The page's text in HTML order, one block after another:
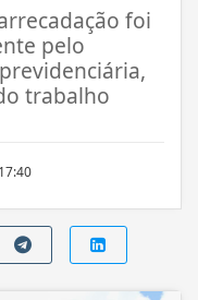
foi
pelo
trabalho